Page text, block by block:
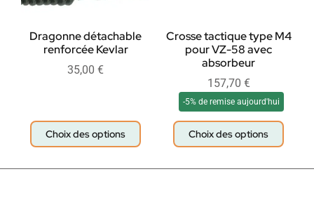
Dragonne détachable
renforcée Kevlar
35,00 €
Choix des options
Crosse tactique type M4
pour VZ-58 avec
absorbeur
157,70 €
-5% de remise aujourd'hui
Choix des options